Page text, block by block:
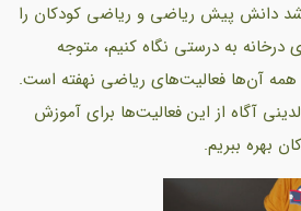
دانش پیش ریاضی و ریاضی کودکان را
درخانه به درستی نگاه کنیم، متوجه
آن‌ها فعالیت‌های ریاضی نهفته است.
آگاه از این فعالیت‌ها برای آموزش
بهره ببریم.